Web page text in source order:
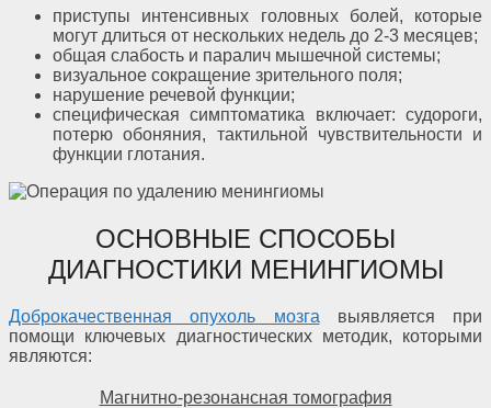
приступы интенсивных головных болей, которые
могут длиться от нескольких недель до 2-3 месяцев;
общая слабость и паралич мышечной системы;
визуальное сокращение зрительного поля;
нарушение речевой функции;
специфическая симптоматика включает: судороги,
потерю обоняния, тактильной чувствительности и
функции глотания.
ОСНОВНЫЕ СПОСОБЫ
ДИАГНОСТИКИ МЕНИНГИОМЫ
Доброкачественная опухоль мозга выявляется при
помощи ключевых диагностических методик, которыми
являются:
Магнитно-резонансная томография